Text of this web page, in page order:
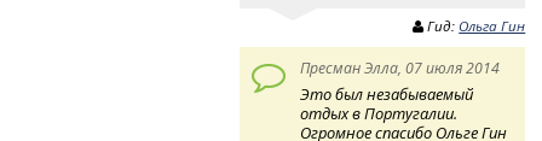
Гид: Ольга Гин
Пресман Элла, 07 июля 2014
Это был незабываемый
отдых в Португалии.
Огромное спасибо Ольге Гин